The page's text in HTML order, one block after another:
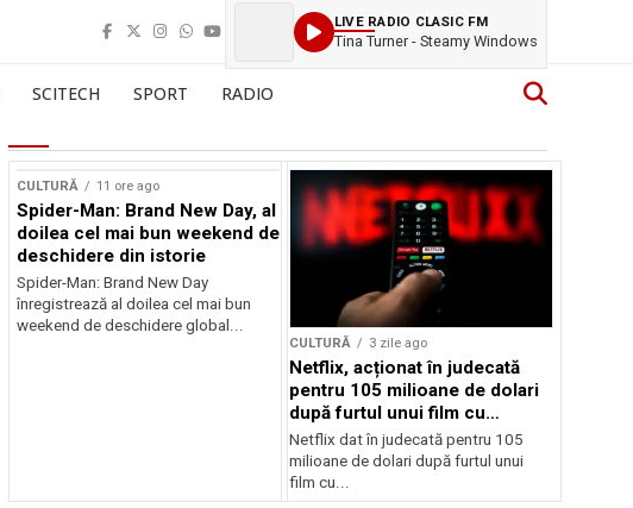
LIVE RADIO CLASIC FM
Tina Turner - Steamy Windows
SCITECH SPORT RADIO
CULTURĂ 11 ore ago
Spider-Man: Brand New Day, al
doilea cel mai bun weekend de
deschidere din istorie
Spider-Man: Brand New Day
înregistrează al doilea cel mai bun
weekend de deschidere global...
CULTURĂ 3 zile ago
Netflix, acționat în judecată
pentru 105 milioane de dolari
după furtul unui film cu
Nicolas Cage
Netflix dat în judecată pentru 105
milioane de dolari după furtul unui
film cu...